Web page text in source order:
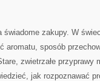
zakupy. W
aromatu, sposób
zwietrzałe przyprawy
jak rozpoznawać